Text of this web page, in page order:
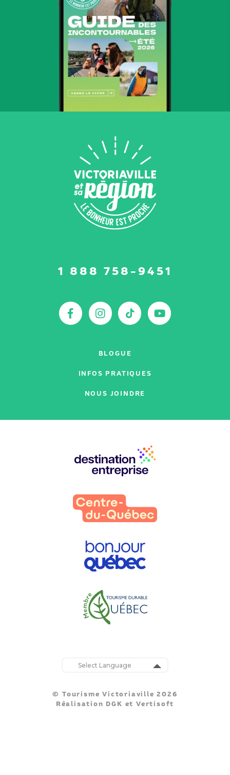
1 888 758-9451
Facebook
Instagram
TikTok
BLOGUE
INFOS PRATIQUES
NOUS JOINDRE
partenaires
:
© Tourisme Victoriaville 2026
Réalisation DGK et Vertisoft